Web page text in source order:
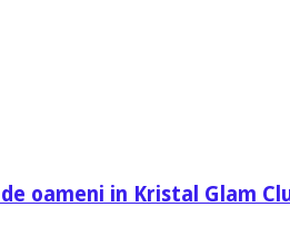
oameni in Kristal Glam